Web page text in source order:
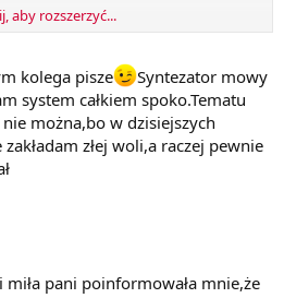
ma możliwości aktualizacji np. brak
się ogarnie i wystawi aktualizację dla
aby rozszerzyć...
kolega pisze
Syntezator mowy
system całkiem spoko.Tematu
można,bo w dzisiejszych
złej woli,a raczej pewnie
pani poinformowała mnie,że